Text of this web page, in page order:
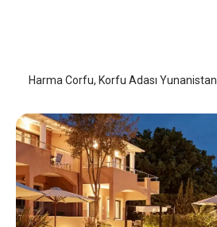
Harma Corfu, Korfu Adası Yunanistan